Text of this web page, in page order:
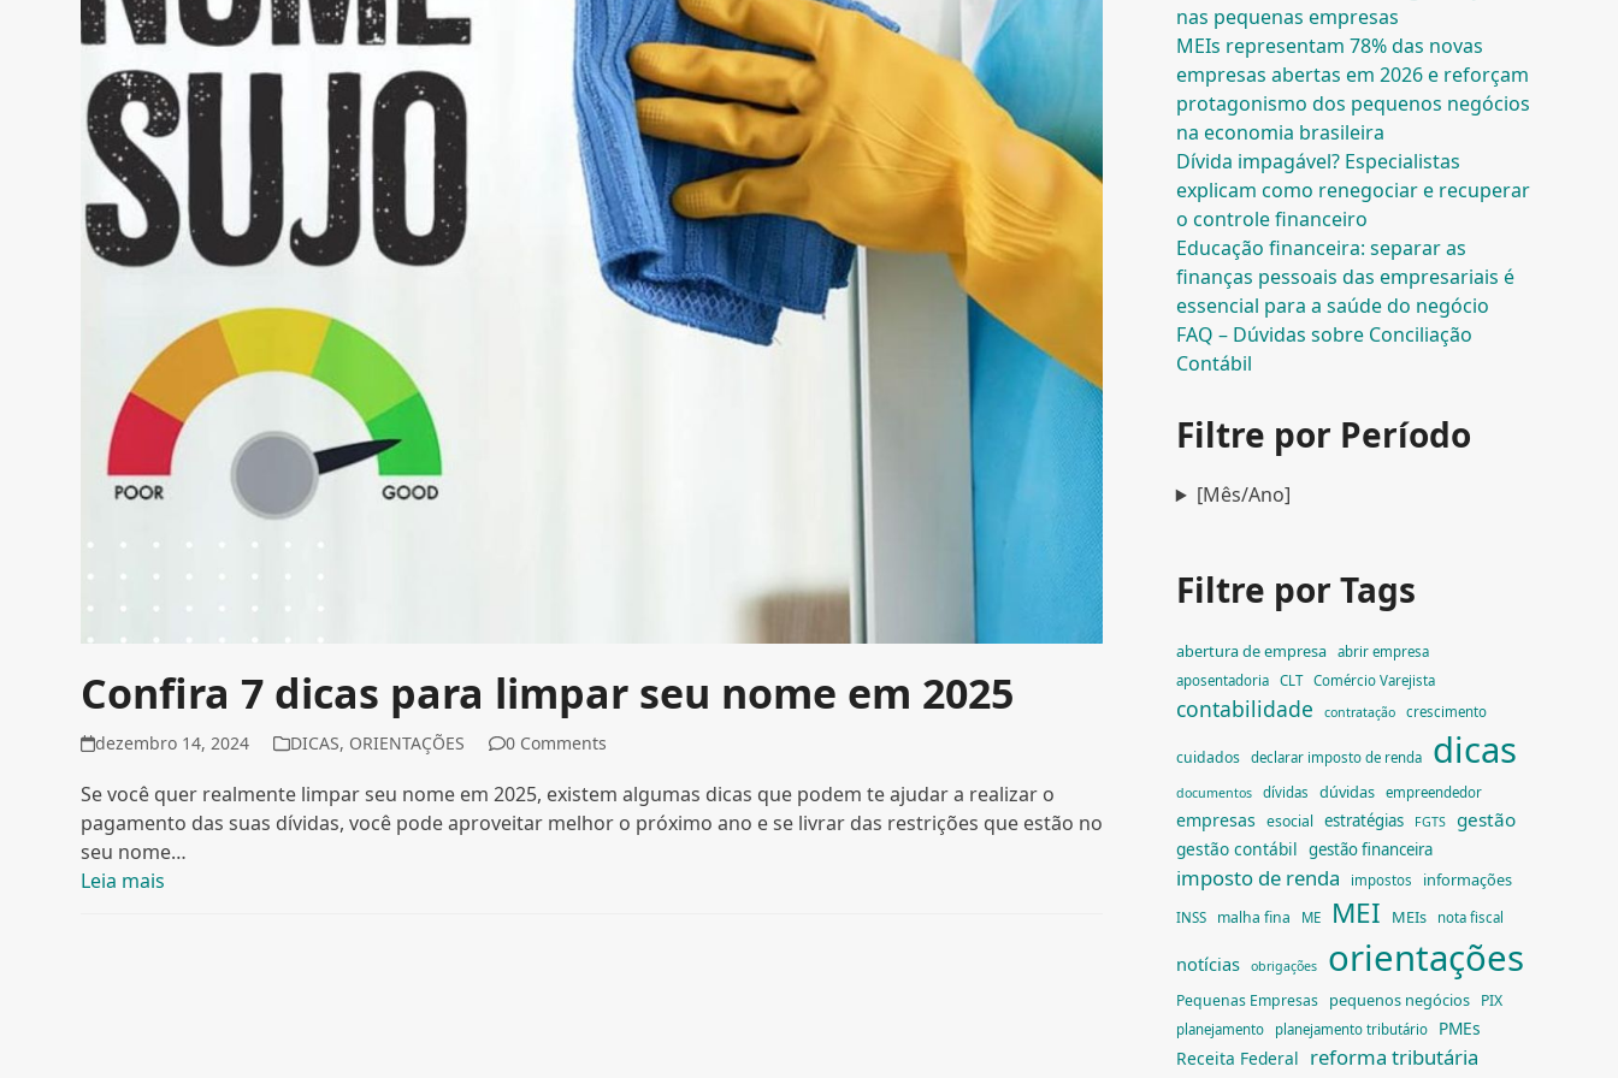
Confira 7 dicas para limpar seu nome em 2025
dezembro 14, 2024 DICAS, ORIENTAÇÕES 0 Comments
Se você quer realmente limpar seu nome em 2025, existem algumas dicas que podem te ajudar a realizar o
pagamento das suas dívidas, você pode aproveitar melhor o próximo ano e se livrar das restrições que estão no
seu nome…
Leia mais
nas pequenas empresas
MEIs representam 78% das novas
empresas abertas em 2026 e reforçam
protagonismo dos pequenos negócios
na economia brasileira
Dívida impagável? Especialistas
explicam como renegociar e recuperar
o controle financeiro
Educação financeira: separar as
finanças pessoais das empresariais é
essencial para a saúde do negócio
FAQ – Dúvidas sobre Conciliação
Contábil
Filtre por Período
[Mês/Ano]
Filtre por Tags
abertura de empresa
abrir empresa
aposentadoria
CLT Comércio Varejista
contabilidade contratação crescimento
cuidados declarar imposto de renda dicas
documentos dívidas dúvidas empreendedor
empresas esocial estratégias FGTS gestão
gestão contábil gestão financeira
imposto de renda impostos informações
INSS malha fina ME MEI MEIs nota fiscal
notícias obrigações orientações
Pequenas Empresas pequenos negócios PIX
planejamento planejamento tributário
PMEs
Receita Federal reforma tributária